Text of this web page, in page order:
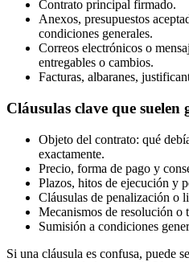
Contrato principal firmado.
Anexos, presupuestos
condiciones generales.
Correos electrónicos o
entregables o cambios.
Facturas, albaranes,
Cláusulas clave que suelen
Objeto del contrato: qué
exactamente.
Precio, forma de pago y
Plazos, hitos de ejecución y
Cláusulas de penalización o
Mecanismos de resolución o
Sumisión a condiciones
Si una cláusula es confusa, puede